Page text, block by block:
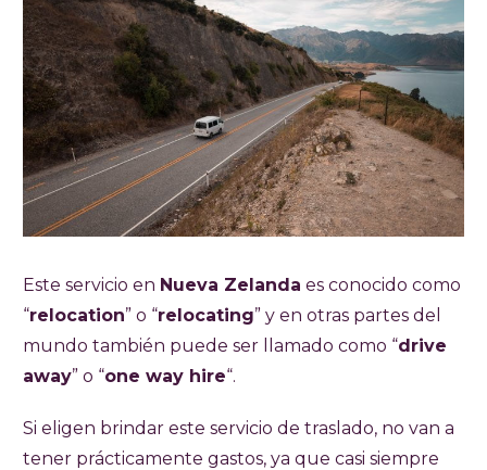
Este servicio en Nueva Zelanda es conocido como
“relocation” o “relocating” y en otras partes del
mundo también puede ser llamado como “drive
away” o “one way hire“.
Si eligen brindar este servicio de traslado, no van a
tener prácticamente gastos, ya que casi siempre